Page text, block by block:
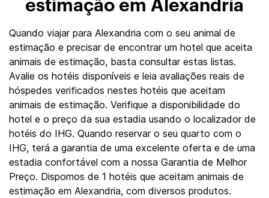
estimação em Alexandria
Quando viajar para Alexandria com o seu animal de
estimação e precisar de encontrar um hotel que aceita
animais de estimação, basta consultar estas listas.
Avalie os hotéis disponíveis e leia avaliações reais de
hóspedes verificados nestes hotéis que aceitam
animais de estimação. Verifique a disponibilidade do
hotel e o preço da sua estadia usando o localizador de
hotéis do IHG. Quando reservar o seu quarto com o
IHG, terá a garantia de uma excelente oferta e de uma
estadia confortável com a nossa Garantia de Melhor
Preço. Dispomos de 1 hotéis que aceitam animais de
estimação em Alexandria, com diversos produtos.